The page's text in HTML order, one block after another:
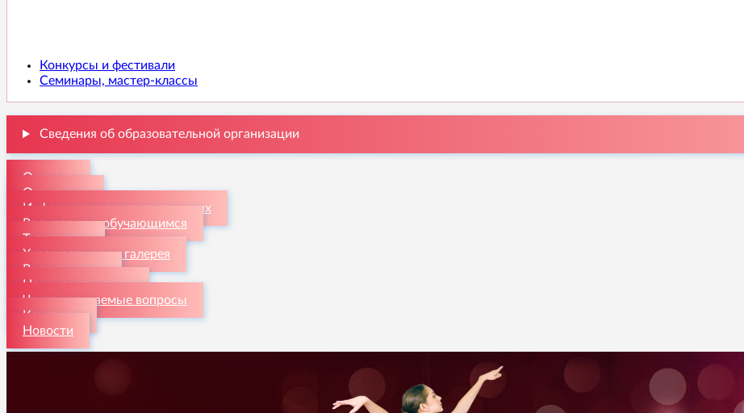
Конкурсы и фестивали
Семинары, мастер-классы
Сведения об образовательной организации
О школе
Отделения
Информация для поступающих
Родителям и обучающимся
Творчество
Художественная галерея
Видеогалерея
Наши достижения
Часто задаваемые вопросы
Контакты
Новости